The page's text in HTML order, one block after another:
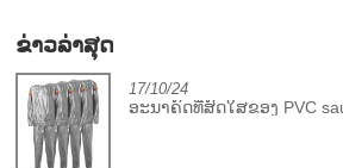
ຂ່າວລ່າສຸດ
17/10/24
ອະນາຄົດທີ່ສົດໃສຂອງ PVC